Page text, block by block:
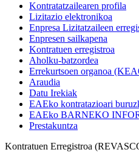
Kontratatzailearen profila
Lizitazio elektronikoa
Enpresa Lizitatzaileen
Enpresen sailkapena
Kontratuen erregistroa
Aholku-batzordea
Errekurtsoen organoa
Araudia
Datu Irekiak
EAEko kontratazioari
EAEko BARNEKO
Prestakuntza
Kontratuen Erregistroa